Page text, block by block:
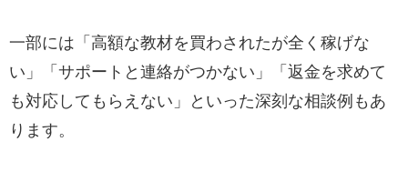
一部には「高額な教材を買わされたが全く稼げな
い」「サポートと連絡がつかない」「返金を求めて
も対応してもらえない」といった深刻な相談例もあ
ります。